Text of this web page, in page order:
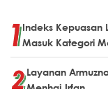
Indeks Kepuasan
Masuk Kategori
Layanan